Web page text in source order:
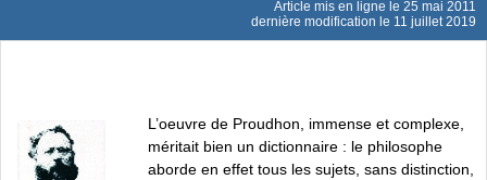
Article mis en ligne le 25 mai 2011
dernière modification le 11 juillet 2019
L’oeuvre de Proudhon, immense et complexe,
méritait bien un dictionnaire : le philosophe
aborde en effet tous les sujets, sans distinction,